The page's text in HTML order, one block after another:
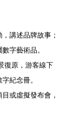
講述品牌故事；
字藝術品。
復原，游客線下
紀念冊。
或虛擬發布會，